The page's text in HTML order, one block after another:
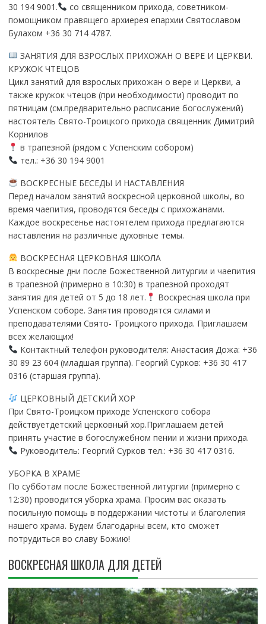
30 194 9001.
со священником прихода, советником-
помощником правящего архиерея епархии Святославом
Булахом +36 30 714 4787.
ЗАНЯТИЯ ДЛЯ ВЗРОСЛЫХ ПРИХОЖАН О ВЕРЕ И ЦЕРКВИ.
КРУЖОК ЧТЕЦОВ
Цикл занятий для взрослых прихожан о вере и Церкви, а
также кружок чтецов (при необходимости) проводит по
пятницам (см.предварительно расписание богослужений)
настоятель Свято-Троицкого прихода священник Димитрий
Корнилов
в трапезной (рядом с Успенским собором)
тел.: +36 30 194 9001
ВОСКРЕСНЫЕ БЕСЕДЫ И НАСТАВЛЕНИЯ
Перед началом занятий воскресной церковной школы, во
время чаепития, проводятся беседы с прихожанами.
Каждое воскресенье настоятелем прихода предлагаются
наставления на различные духовные темы.
ВОСКРЕСНАЯ ЦЕРКОВНАЯ ШКОЛА
В воскресные дни после Божественной литургии и чаепития
в трапезной (примерно в 10:30) в трапезной проходят
занятия для детей от 5 до 18 лет.
Воскресная школа при
Успенском соборе. Занятия проводятся силами и
преподавателями Свято- Троицкого прихода. Приглашаем
всех желающих!
Контактный телефон руководителя: Анастасия Дожа: +36
30 89 23 604 (младшая группа). Георгий Сурков: +36 30 417
0316 (старшая группа).
ЦЕРКОВНЫЙ ДЕТСКИЙ ХОР
При Свято-Троицком приходе Успенского собора
действуетдетский церковный хор.Приглашаем детей
принять участие в богослужебном пении и жизни прихода.
Руководитель: Георгий Сурков тел.: +36 30 417 0316.
УБОРКА В ХРАМЕ
По субботам после Божественной литургии (примерно с
12:30) проводится уборка храма. Просим вас оказать
посильную помощь в поддержании чистоты и благолепия
нашего храма. Будем благодарны всем, кто сможет
потрудиться во славу Божию!
ВОСКРЕСНАЯ ШКОЛА ДЛЯ ДЕТЕЙ